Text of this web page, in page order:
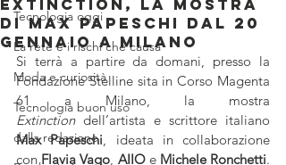
Tecnologia oggi
La rete e i rischi che causa
Moda e curiosità
Tecnologia buon uso
dalla redazione
Extinction, la mostra
di Max Papeschi dal 20
gennaio a Milano
Si terrà a partire da domani, presso la
Fondazione Stelline sita in Corso Magenta
Extinction
Max Papeschi, ideata in collaborazione
con Flavia Vago, AIIO e Michele Ronchetti.